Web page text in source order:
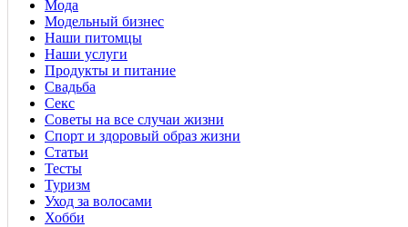
Мода
Модельный бизнес
Наши питомцы
Наши услуги
Продукты и питание
Свадьба
Секс
Советы на все случаи жизни
Спорт и здоровый образ жизни
Статьи
Тесты
Туризм
Уход за волосами
Хобби